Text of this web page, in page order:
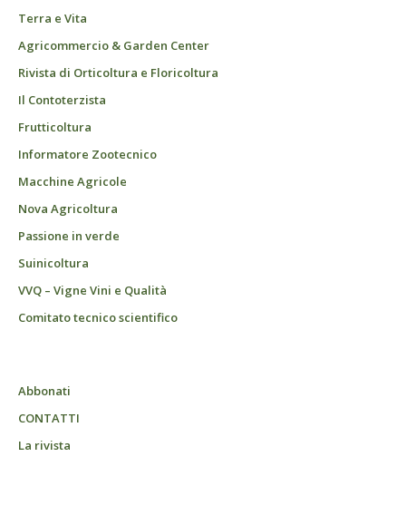
Terra e Vita
Agricommercio & Garden Center
Rivista di Orticoltura e Floricoltura
Il Contoterzista
Frutticoltura
Informatore Zootecnico
Macchine Agricole
Nova Agricoltura
Passione in verde
Suinicoltura
VVQ – Vigne Vini e Qualità
Comitato tecnico scientifico
Abbonati
CONTATTI
La rivista